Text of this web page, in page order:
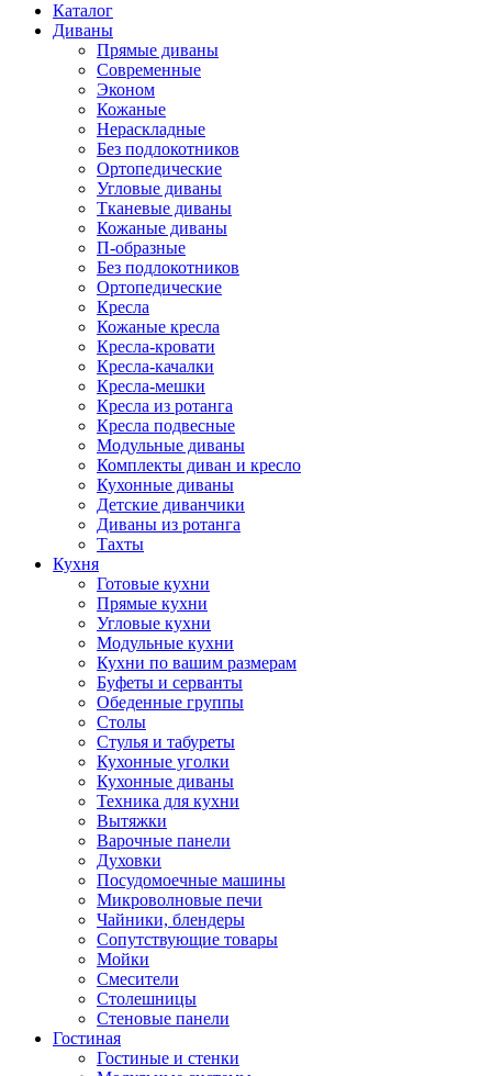
Каталог
Диваны
Прямые диваны
Современные
Эконом
Кожаные
Нераскладные
Без подлокотников
Ортопедические
Угловые диваны
Тканевые диваны
Кожаные диваны
П-образные
Без подлокотников
Ортопедические
Кресла
Кожаные кресла
Кресла-кровати
Кресла-качалки
Кресла-мешки
Кресла из ротанга
Кресла подвесные
Модульные диваны
Комплекты диван и кресло
Кухонные диваны
Детские диванчики
Диваны из ротанга
Тахты
Кухня
Готовые кухни
Прямые кухни
Угловые кухни
Модульные кухни
Кухни по вашим размерам
Буфеты и серванты
Обеденные группы
Столы
Стулья и табуреты
Кухонные уголки
Кухонные диваны
Техника для кухни
Вытяжки
Варочные панели
Духовки
Посудомоечные машины
Микроволновые печи
Чайники, блендеры
Сопутствующие товары
Мойки
Смесители
Столешницы
Стеновые панели
Гостиная
Гостиные и стенки